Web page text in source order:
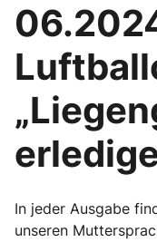
In jeder Ausgabe
unseren